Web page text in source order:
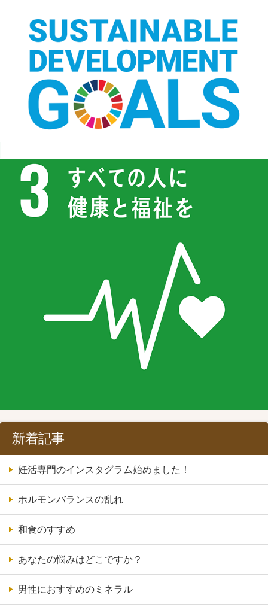
新着記事
妊活専門のインスタグラム始めました！
ホルモンバランスの乱れ
和食のすすめ
あなたの悩みはどこですか？
男性におすすめのミネラル